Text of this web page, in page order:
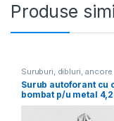
Produse
Suruburi, dibluri, ancore
Surub autoforant cu
bombat p/u metal
2,0mm